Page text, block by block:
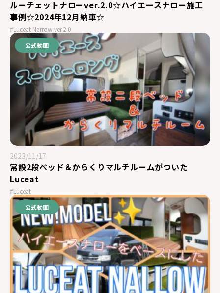
ルーチェットナローver.2.0☆ハイエースナロー施工
事例☆2024年12月納車☆
#Luceat Narrow ver.2.0
公式動画
2023/11/17
常設2段ベッド＆からくりマルチルームがついた
Luceat
#Luceat
公式動画